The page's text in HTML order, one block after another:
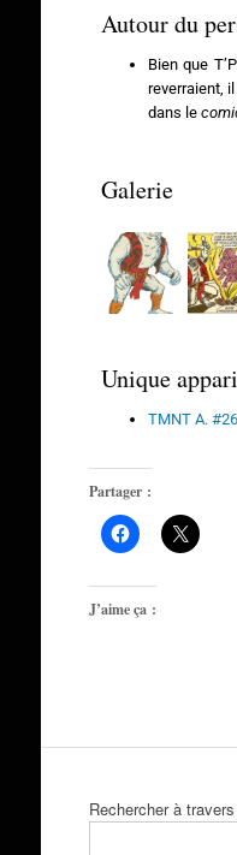
Autour du
Bien que
reverraient,
dans le
Galerie
Unique
TMNT A. #26
Partager :
J’aime ça :
Rechercher à